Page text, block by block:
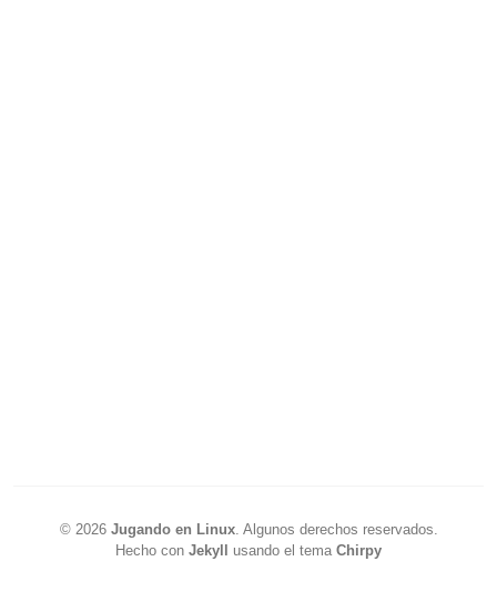
© 2026 Jugando en Linux. Algunos derechos reservados.
Hecho con Jekyll usando el tema Chirpy